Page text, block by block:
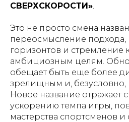
СВЕРХСКОРОСТИ»
Это не просто смена
переосмысление
горизонтов и стремление
амбициозным целям.
обещает быть еще более
зрелищным и, безусловно,
Новое название отражает
ускорению темпа игры,
мастерства спортсменов